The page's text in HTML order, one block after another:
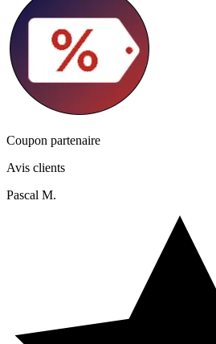
Coupon partenaire
Avis clients
Pascal M.